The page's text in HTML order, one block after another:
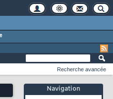
Navigation
Recherche avancée